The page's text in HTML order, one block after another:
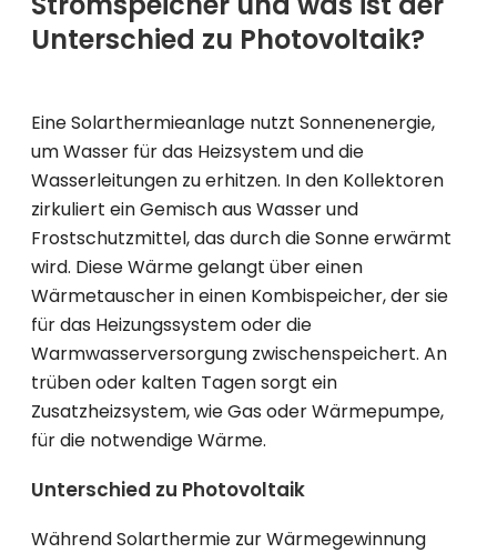
Unterschied zu Photovoltaik?
Eine Solarthermieanlage nutzt Sonnenenergie,
um Wasser für das Heizsystem und die
Wasserleitungen zu erhitzen. In den Kollektoren
zirkuliert ein Gemisch aus Wasser und
Frostschutzmittel, das durch die Sonne erwärmt
wird. Diese Wärme gelangt über einen
Wärmetauscher in einen Kombispeicher, der sie
für das Heizungssystem oder die
Warmwasserversorgung zwischenspeichert. An
trüben oder kalten Tagen sorgt ein
Zusatzheizsystem, wie Gas oder Wärmepumpe,
für die notwendige Wärme.
Unterschied zu Photovoltaik
Während Solarthermie zur Wärmegewinnung